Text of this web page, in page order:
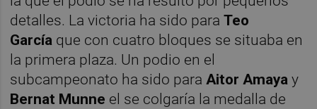
detalles. La victoria ha sido paraTeo
García que con cuatro bloques se situaba en
la primera plaza. Un podio en el
subcampeonato ha sido paraAitor Amaya y
Bernat Munne el se colgaría la medalla de